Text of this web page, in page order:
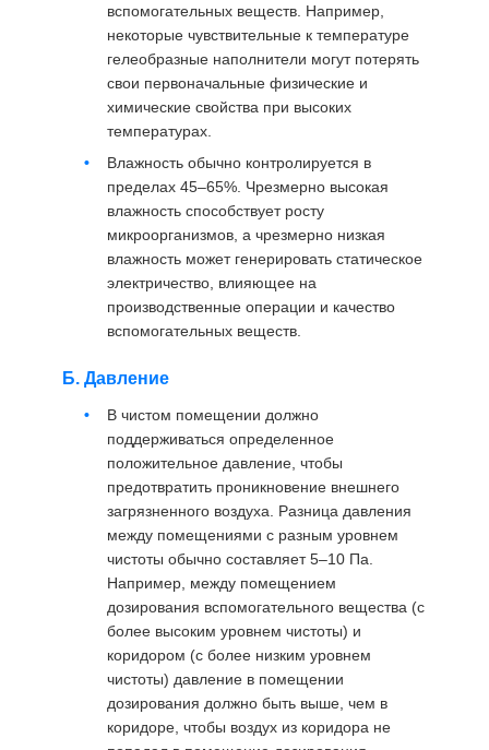
вспомогательных веществ. Например,
некоторые чувствительные к температуре
гелеобразные наполнители могут потерять
свои первоначальные физические и
химические свойства при высоких
температурах.
Влажность обычно контролируется в
пределах 45–65%. Чрезмерно высокая
влажность способствует росту
микроорганизмов, а чрезмерно низкая
влажность может генерировать статическое
электричество, влияющее на
производственные операции и качество
вспомогательных веществ.
Б. Давление
В чистом помещении должно
поддерживаться определенное
положительное давление, чтобы
предотвратить проникновение внешнего
загрязненного воздуха. Разница давления
между помещениями с разным уровнем
чистоты обычно составляет 5–10 Па.
Например, между помещением
дозирования вспомогательного вещества (с
более высоким уровнем чистоты) и
коридором (с более низким уровнем
чистоты) давление в помещении
дозирования должно быть выше, чем в
коридоре, чтобы воздух из коридора не